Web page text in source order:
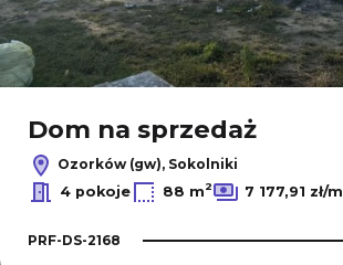
Dom na sprzedaż
Ozorków (gw), Sokolniki
4 pokoje
88 m2 7 177,91 zł/m
PRF-DS-2168